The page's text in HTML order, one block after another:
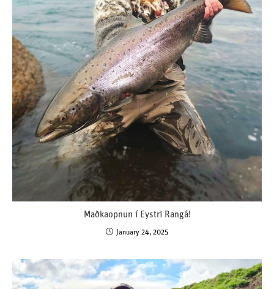
Maðkaopnun í Eystri Rangá!
January 24, 2025